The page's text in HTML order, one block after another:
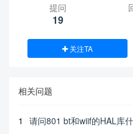
提问
19
关注TA
相关问题
1
请问801 bt和wiif的HAL库